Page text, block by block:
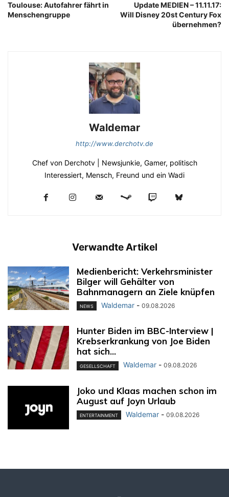
Toulouse: Autofahrer fährt in
Menschengruppe
Update MEDIEN – 11.11.17:
Will Disney 20st Century Fox
übernehmen?
Waldemar
http://www.derchotv.de
Chef von Derchotv | Newsjunkie, Gamer, politisch
Interessiert, Mensch, Freund und ein Wadi
Verwandte Artikel
Medienbericht: Verkehrsminister
Bilger will Gehälter von
Bahnmanagern an Ziele knüpfen
NEWS Waldemar - 09.08.2026
Hunter Biden im BBC-Interview |
Krebserkrankung von Joe Biden
hat sich...
GESELLSCHAFT Waldemar - 09.08.2026
Joko und Klaas machen schon im
August auf Joyn Urlaub
ENTERTAINMENT Waldemar - 09.08.2026